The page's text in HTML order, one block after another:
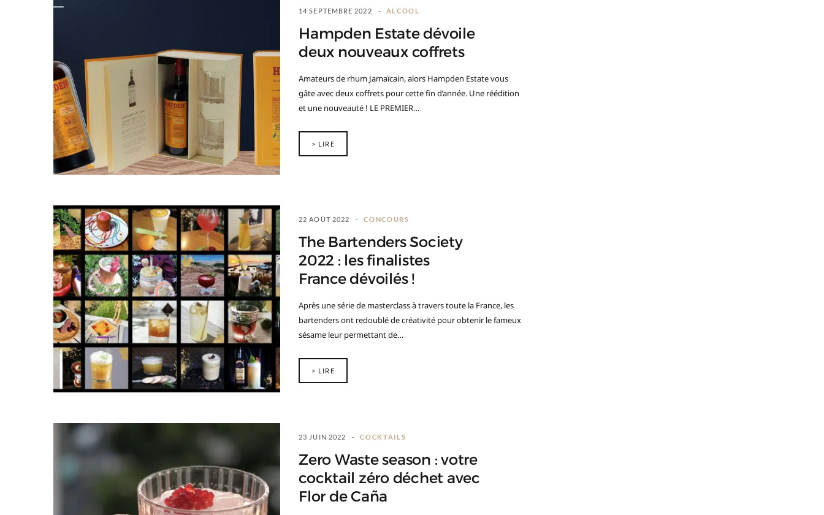
14 SEPTEMBRE 2022 ALCOOL
Hampden Estate dévoile
deux nouveaux coffrets
Amateurs de rhum Jamaïcain, alors Hampden Estate vous
gâte avec deux coffrets pour cette fin d’année. Une réédition
et une nouveauté ! LE PREMIER…
> LIRE
22 AOÛT 2022 CONCOURS
The Bartenders Society
2022 : les finalistes
France dévoilés !
Après une série de masterclass à travers toute la France, les
bartenders ont redoublé de créativité pour obtenir le fameux
sésame leur permettant de…
> LIRE
23 JUIN 2022 COCKTAILS
Zero Waste season : votre
cocktail zéro déchet avec
Flor de Caña